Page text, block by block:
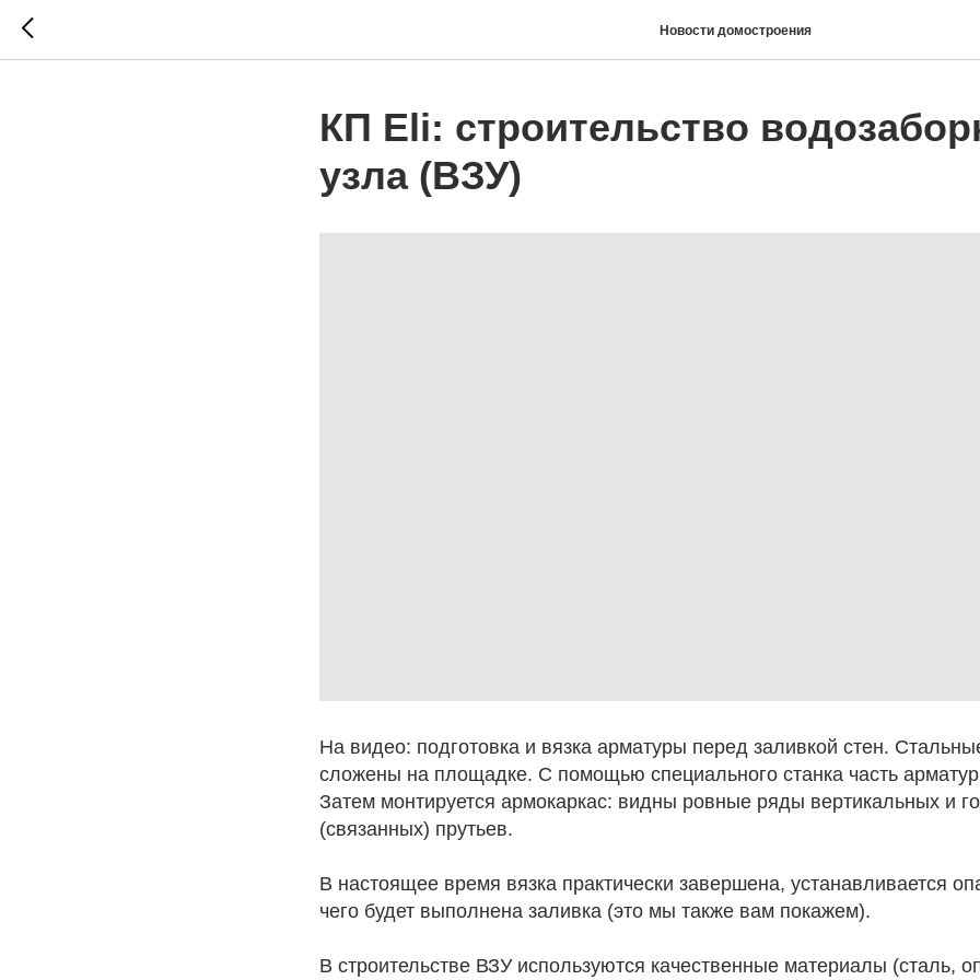
Новости домостроения
КП Eli: строительство
узла (ВЗУ)
На видео: подготовка и вязка арматуры перед заливкой стен.
сложены на площадке. С помощью специального станка часть
Затем монтируется армокаркас: видны ровные ряды вертикальных и
(связанных) прутьев.
В настоящее время вязка практически завершена, устанавливается
чего будет выполнена заливка (это мы также вам покажем).
В строительстве ВЗУ используются качественные материалы (сталь,